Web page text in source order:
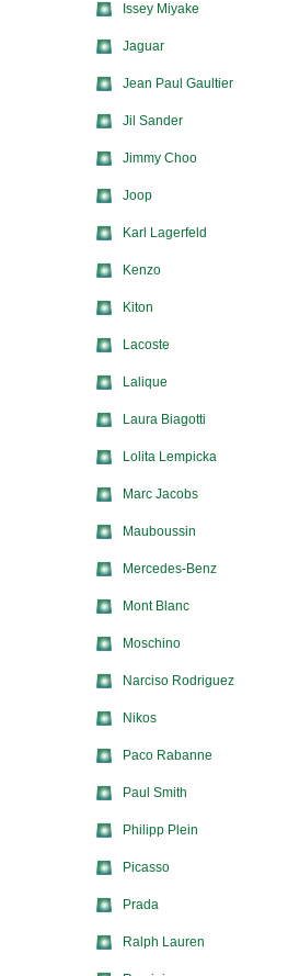
Issey Miyake
Jaguar
Jean Paul Gaultier
Jil Sander
Jimmy Choo
Joop
Karl Lagerfeld
Kenzo
Kiton
Lacoste
Lalique
Laura Biagotti
Lolita Lempicka
Marc Jacobs
Mauboussin
Mercedes-Benz
Mont Blanc
Moschino
Narciso Rodriguez
Nikos
Paco Rabanne
Paul Smith
Philipp Plein
Picasso
Prada
Ralph Lauren